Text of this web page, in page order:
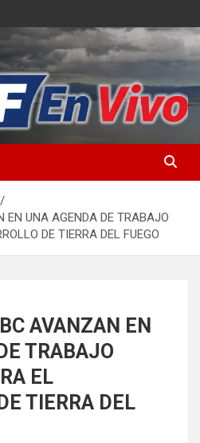
UNA AGENDA DE TRABAJO
DE TIERRA DEL FUEGO
AVANZAN EN
TRABAJO
EL
TIERRA DEL